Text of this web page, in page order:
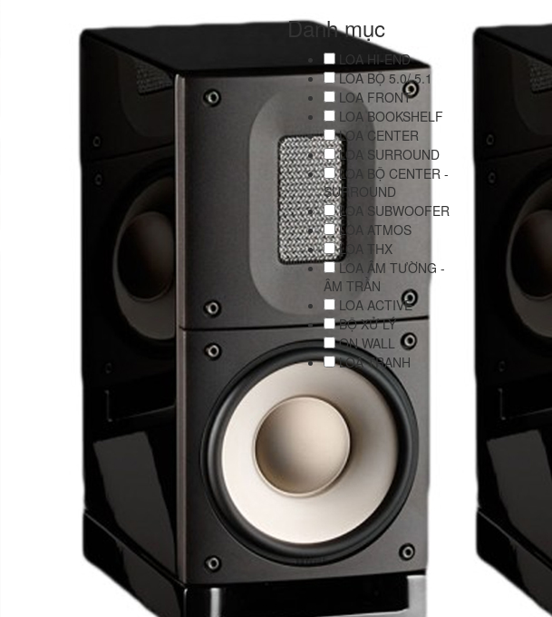
Danh mục
LOA HI-END
LOA BỘ 5.0/ 5.1
LOA FRONT
LOA BOOKSHELF
LOA CENTER
LOA SURROUND
LOA BỘ CENTER -
SURROUND
LOA SUBWOOFER
LOA ATMOS
LOA THX
LOA ÂM TƯỜNG -
ÂM TRẦN
LOA ACTIVE
BỘ XỬ LÝ
ON WALL
LOA TRANH